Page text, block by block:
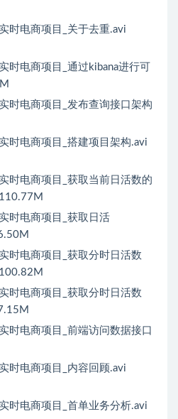
时电商项目_关于去重.avi
时电商项目_通过kibana进行可
时电商项目_发布查询接口架构
时电商项目_搭建项目架构.avi
时电商项目_获取当前日活数的
时电商项目_获取日活
时电商项目_获取分时日活数
时电商项目_获取分时日活数
时电商项目_前端访问数据接口
时电商项目_内容回顾.avi
时电商项目_首单业务分析.avi